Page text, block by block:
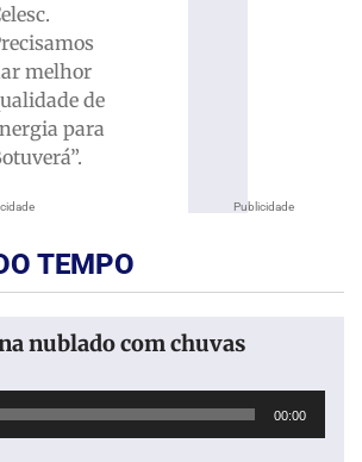
melhor
de
para
Publicidade
TEMPO
nublado com chuvas
00:00